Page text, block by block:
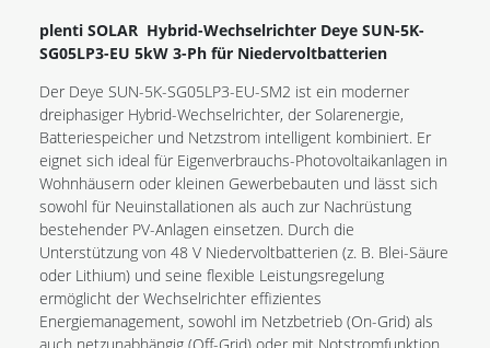
plenti SOLAR Hybrid-Wechselrichter Deye SUN-5K-
SG05LP3-EU 5kW 3-Ph für Niedervoltbatterien
Der Deye SUN-5K-SG05LP3-EU-SM2 ist ein moderner
dreiphasiger Hybrid-Wechselrichter, der Solarenergie,
Batteriespeicher und Netzstrom intelligent kombiniert. Er
eignet sich ideal für Eigenverbrauchs-Photovoltaikanlagen in
Wohnhäusern oder kleinen Gewerbebauten und lässt sich
sowohl für Neuinstallationen als auch zur Nachrüstung
bestehender PV-Anlagen einsetzen. Durch die
Unterstützung von 48 V Niedervoltbatterien (z. B. Blei-Säure
oder Lithium) und seine flexible Leistungsregelung
ermöglicht der Wechselrichter effizientes
Energiemanagement, sowohl im Netzbetrieb (On-Grid) als